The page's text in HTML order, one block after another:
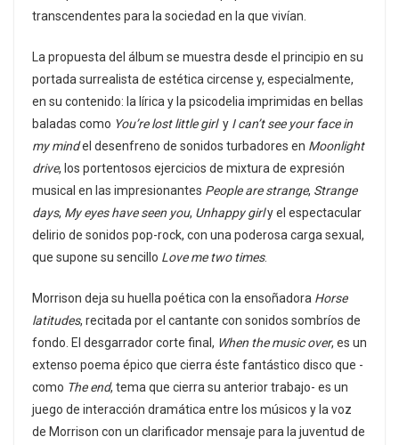
transcendentes para la sociedad en la que vivían.
La propuesta del álbum se muestra desde el principio en su
portada surrealista de estética circense y, especialmente,
en su contenido: la lírica y la psicodelia imprimidas en bellas
baladas como You’re lost little girl y I can’t see your face in
my mindel desenfreno de sonidos turbadores en Moonlight
drive, los portentosos ejercicios de mixtura de expresión
musical en las impresionantes People are strange, Strange
days, My eyes have seen you, Unhappy girly el espectacular
delirio de sonidos pop-rock, con una poderosa carga sexual,
que supone su sencillo Love me two times.
Morrison deja su huella poética con la ensoñadora Horse
latitudes, recitada por el cantante con sonidos sombríos de
fondo. El desgarrador corte final, When the music over, es un
extenso poema épico que cierra éste fantástico disco que -
como The end, tema que cierra su anterior trabajo- es un
juego de interacción dramática entre los músicos y la voz
de Morrison con un clarificador mensaje para la juventud de